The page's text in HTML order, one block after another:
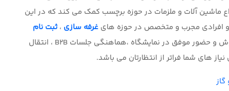
ماشین آلات و ملزمات در حوزه برچسب کمک می کند که در این
غرفه سازی ،ثبت نام
و حضور موفق در نمایشگاه ،هماهنگی جلسات
، انتقال
های شما فراتر از انتظارتان می باشد.